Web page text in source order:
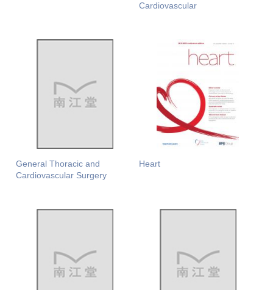
Cardiovascular
General Thoracic and
Cardiovascular Surgery
Heart